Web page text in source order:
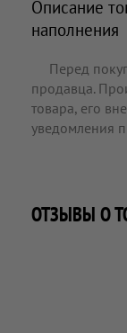
Описание
наполнения
Перед
продавца.
товара, его
уведомления
ОТЗЫВЫ О